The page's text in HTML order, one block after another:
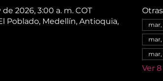
2026, 3:00 a. m. COT
Poblado, Medellín, Antioquia,
mar,
mar,
mar,
Ver